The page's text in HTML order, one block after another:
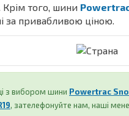
Крім того, шини
за привабливою ціною.
з вибором шини Powertrac
, зателефонуйте нам, наші